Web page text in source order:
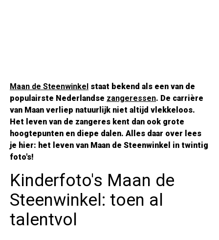
Maan de Steenwinkel staat bekend als een van de
populairste Nederlandse zangeressen. De carrière
van Maan verliep natuurlijk niet altijd vlekkeloos.
Het leven van de zangeres kent dan ook grote
hoogtepunten en diepe dalen. Alles daar over lees
je hier: het leven van Maan de Steenwinkel in twintig
foto's!
Kinderfoto's Maan de
Steenwinkel: toen al
talentvol